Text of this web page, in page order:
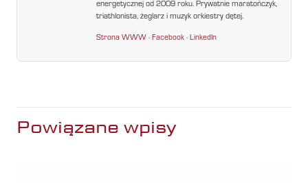
energetycznej od 2009 roku. Prywatnie maratończyk,
triathlonista, żeglarz i muzyk orkiestry dętej.
Strona WWW ·Facebook ·LinkedIn
Powiązane wpisy